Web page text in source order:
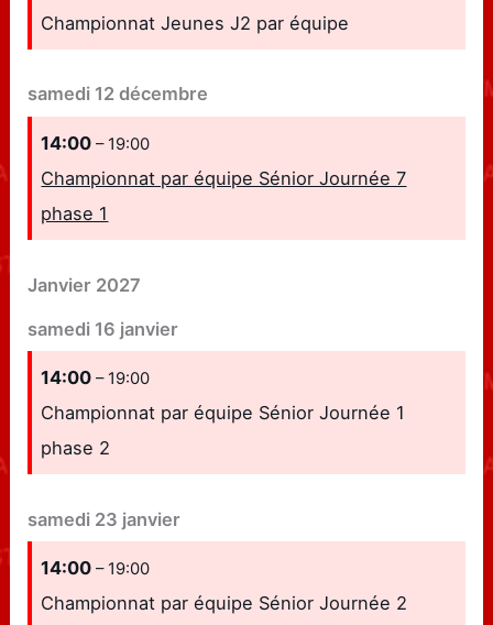
Championnat Jeunes J2 par équipe
samedi 12 décembre
14:00– 19:00
Championnat par équipe Sénior Journée 7
phase 1
Janvier 2027
samedi 16 janvier
14:00– 19:00
Championnat par équipe Sénior Journée 1
phase 2
samedi 23 janvier
14:00– 19:00
Championnat par équipe Sénior Journée 2